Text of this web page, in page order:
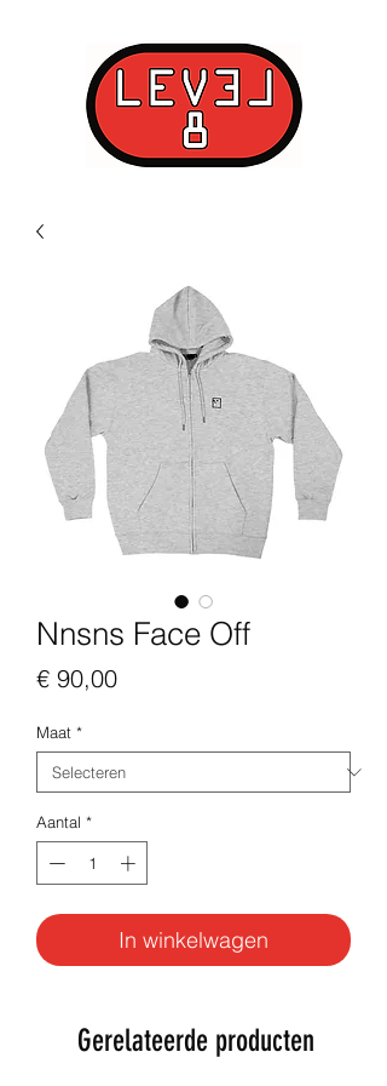
Nnsns Face Off
€ 90,00Prijs
Maat *
Aantal *
In winkelwagen
Gerelateerde producten